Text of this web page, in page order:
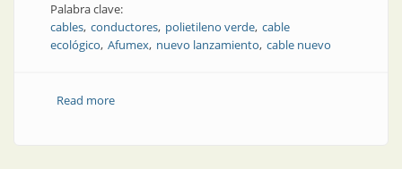
Palabra clave:
cables conductores polietileno verde cable
ecológico Afumex nuevo lanzamiento cable nuevo
Read moreabout Novedad en el mercado: el cable más amigable